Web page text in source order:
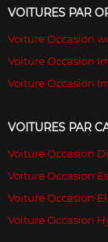
VOITURES PAR
Voiture Occasion
Voiture Occasion
Voiture Occasion
VOITURES PAR
Voiture Occasion
Voiture Occasion
Voiture Occasion
Voiture Occasion